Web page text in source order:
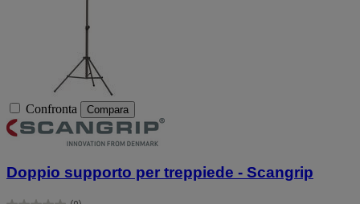
Confronta Compara
Doppio supporto per treppiede - Scangrip